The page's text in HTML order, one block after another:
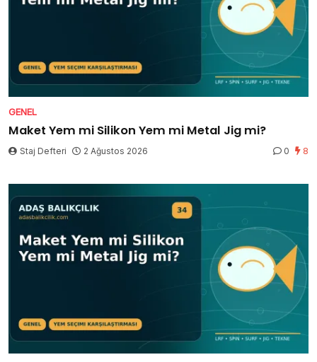
GENEL
Maket Yem mi Silikon Yem mi Metal Jig mi?
Staj Defteri 2 Ağustos 2026 0 8